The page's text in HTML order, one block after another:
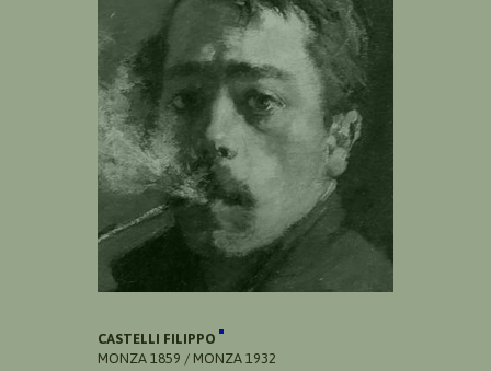
CASTELLI FILIPPO
MONZA 1859 / MONZA 1932